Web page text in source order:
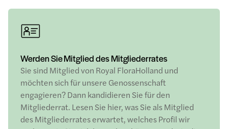
Werden Sie Mitglied des Mitgliederrates
Sie sind Mitglied von Royal FloraHolland und
möchten sich für unsere Genossenschaft
engagieren? Dann kandidieren Sie für den
Mitgliederrat. Lesen Sie hier, was Sie als Mitglied
des Mitgliederrates erwartet, welches Profil wir